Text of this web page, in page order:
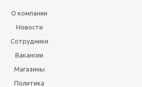
О компании
Новости
Сотрудники
Вакансии
Магазины
Политика